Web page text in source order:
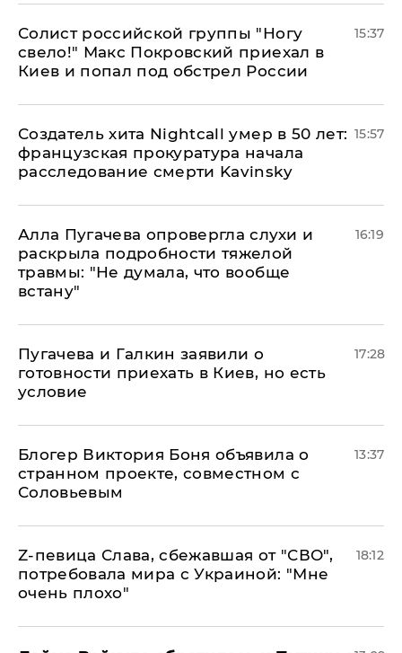
Солист российской группы "Ногу
свело!" Макс Покровский приехал в
Киев и попал под обстрел России
15:37
Создатель хита Nightcall умер в 50 лет:
французская прокуратура начала
расследование смерти Kavinsky
15:57
Алла Пугачева опровергла слухи и
раскрыла подробности тяжелой
травмы: "Не думала, что вообще
встану"
16:19
Пугачева и Галкин заявили о
готовности приехать в Киев, но есть
условие
17:28
Блогер Виктория Боня объявила о
странном проекте, совместном с
Соловьевым
13:37
Z-певица Слава, сбежавшая от "СВО",
потребовала мира с Украиной: "Мне
очень плохо"
18:12